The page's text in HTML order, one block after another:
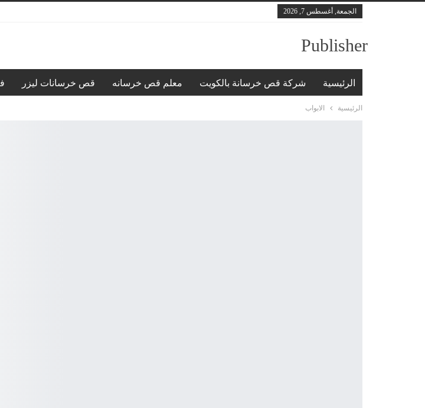
الجمعة, أغسطس 7, 2026
Publisher
الرئيسية شركة قص خرسانة بالكويت معلم قص خرسانه قص خرسانات ليزر
الرئيسية الابواب